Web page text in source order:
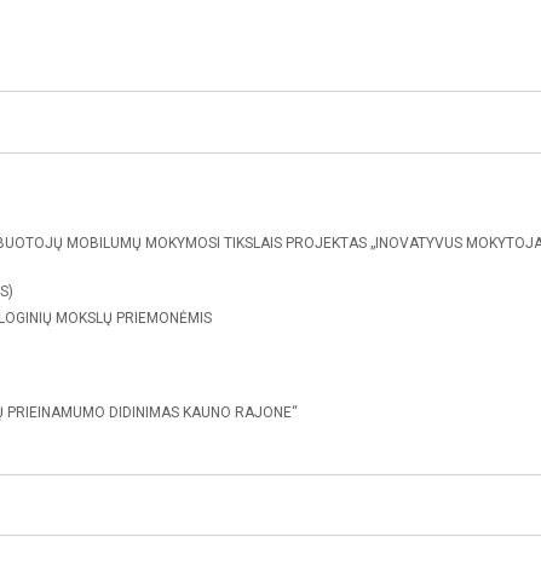
MOBILUMŲ MOKYMOSI TIKSLAIS PROJEKTAS „INOVATYVUS
MOKSLŲ PRIEMONĖMIS
PRIEINAMUMO DIDINIMAS KAUNO RAJONE“